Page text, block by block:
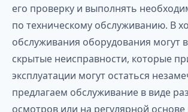
его проверку и выполнять
по техническому обслуживанию. В
обслуживания оборудования могут
скрытые неисправности, которые
эксплуатации могут остаться
предлагаем обслуживание в виде
осмотров или на регулярной основе